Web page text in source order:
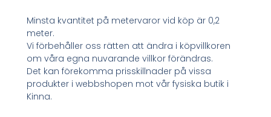
Minsta kvantitet på metervaror vid köp är 0,2
meter.
Vi förbehåller oss rätten att ändra i köpvillkoren
om våra egna nuvarande villkor förändras.
Det kan förekomma prisskillnader på vissa
produkter i webbshopen mot vår fysiska butik i
Kinna.